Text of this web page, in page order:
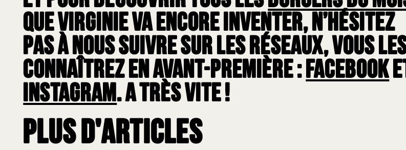
que Virginie va encore inventer, n’hésitez
pas à nous suivre sur les réseaux, vous
connaîtrez en avant-première : Facebook
Instagram. A très vite !
Plus d'articles